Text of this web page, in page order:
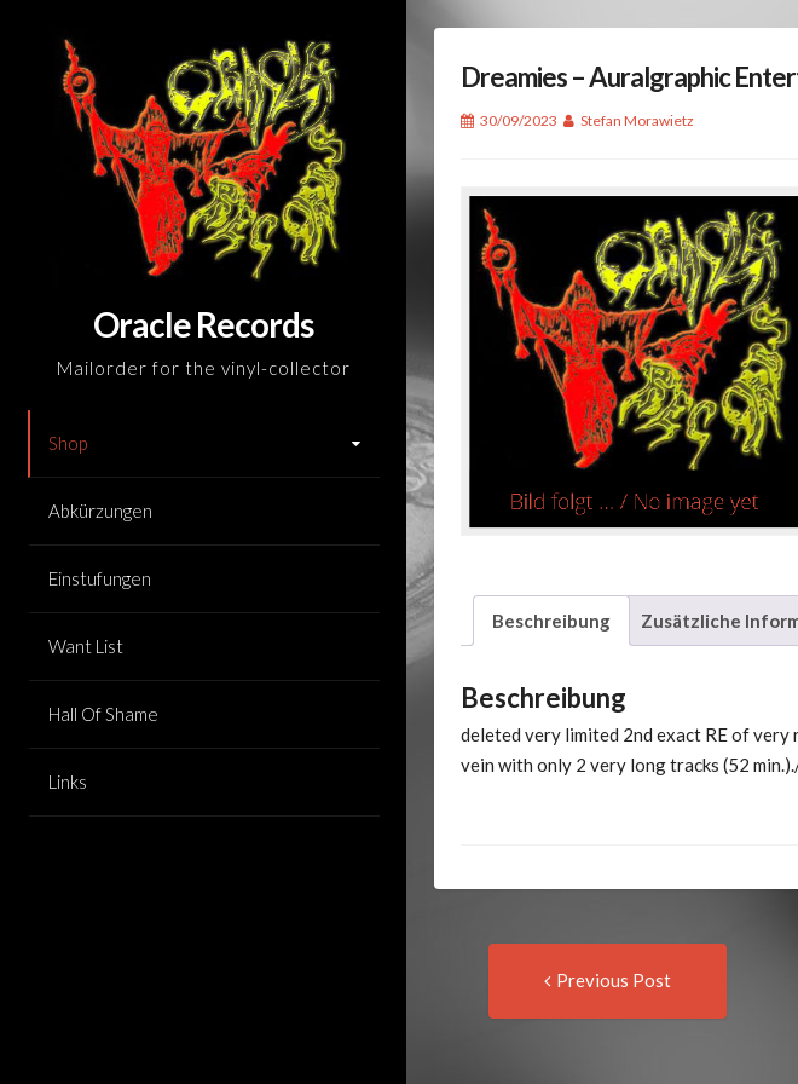
content
Oracle Records
Mailorder for the vinyl-collector
Shop
Abkürzungen
Einstufungen
Want List
Hall Of Shame
Links
Dreamies – Auralgraphic
30/09/2023 Stefan Morawietz
Beschreibung Zusätzliche
Beschreibung
deleted very limited 2nd exact RE of
vein with only 2 very long tracks (52
Post
navigation
Previous Post